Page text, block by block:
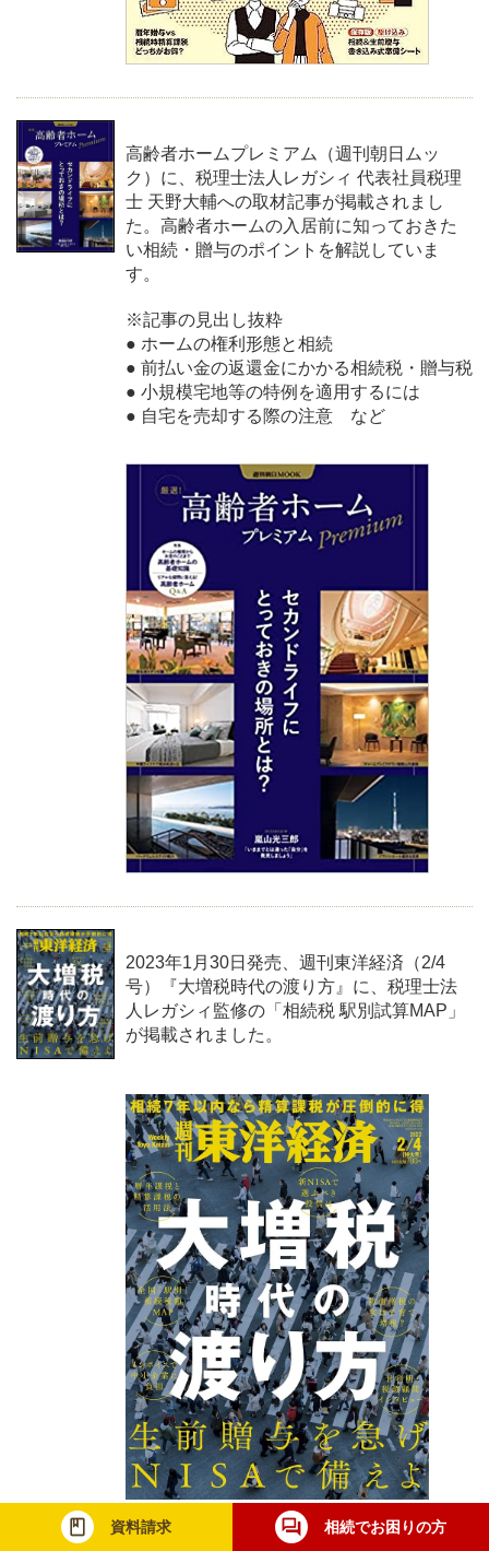
高齢者ホームプレミアム（週刊朝日ムッ
ク）に、税理士法人レガシィ 代表社員税理
士 天野大輔への取材記事が掲載されまし
た。高齢者ホームの入居前に知っておきた
い相続・贈与のポイントを解説していま
す。
※記事の見出し抜粋
● ホームの権利形態と相続
● 前払い金の返還金にかかる相続税・贈与税
● 小規模宅地等の特例を適用するには
● 自宅を売却する際の注意 など
2023年1月30日発売、週刊東洋経済（2/4
号）『大増税時代の渡り方』に、税理士法
人レガシィ監修の「相続税 駅別試算MAP」
が掲載されました。
資料請求 相続でお困りの方